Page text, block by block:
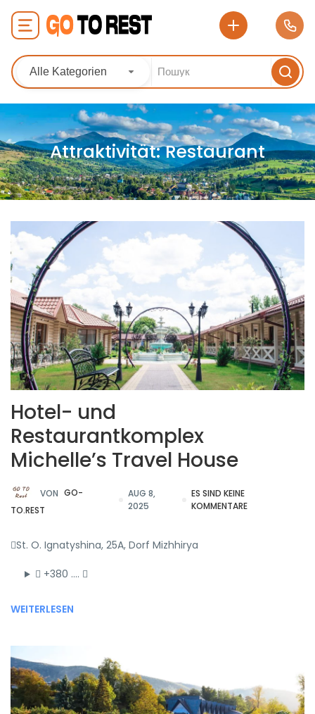
Alle Kategorien
Attraktivität:Restaurant
Hotel- und
Restaurantkomplex
Michelle’s Travel House
VON GO-
TO.REST
AUG 8,
2025
ES SIND KEINE
KOMMENTARE
St. O. Ignatyshina, 25A, Dorf Mizhhirya
+380 ….
WEITERLESEN